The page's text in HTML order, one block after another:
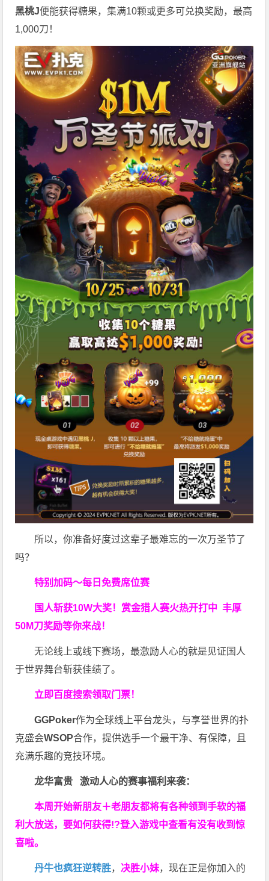
黑桃J便能获得糖果，集满10颗或更多可兑换奖励，最高
1,000刀！
所以，你准备好度过这辈子最难忘的一次万圣节了
吗？
特别加码～每日免费席位赛
国人斩获10W大奖！ 赏金猎人赛火热开打中 丰厚
50M刀奖励等你来战！
无论线上或线下赛场，最激励人心的就是见证国人
于世界舞台斩获佳绩了。
立即百度搜索领取门票！
GGPoker作为全球线上平台龙头，与享誉世界的扑
克盛会WSOP合作，提供选手一个最干净、有保障，且
充满乐趣的竞技环境。
龙华富贵 激动人心的赛事福利来袭：
本周开始新朋友＋老朋友都将有各种领到手软的福
利大放送，要如何获得!?登入游戏中查看有没有收到惊
喜啦。
丹牛也疯狂逆转胜， 决胜小妹，现在正是你加入的